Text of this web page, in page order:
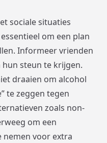
sociale situaties
om een plan
Informeer vrienden
steun te krijgen.
draaien om alcohol
te zeggen tegen
zoals non-
om een
voor extra